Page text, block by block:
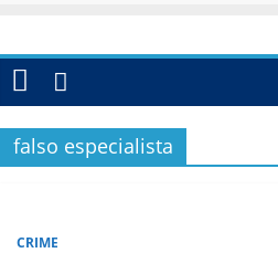
falso especialista
CRIME